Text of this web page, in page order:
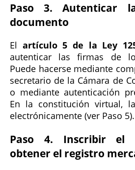
Paso 3. Autenticar
documento
El artículo 5 de la Ley
autenticar las firmas de
Puede hacerse mediante
secretario de la Cámara de
o mediante autenticación
En la constitución virtual,
electrónicamente (ver Paso 5).
Paso 4. Inscribir el
obtener el registro